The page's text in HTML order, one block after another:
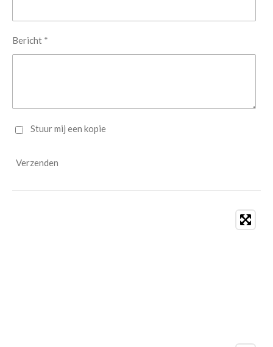
Bericht *
Stuur mij een kopie
Verzenden